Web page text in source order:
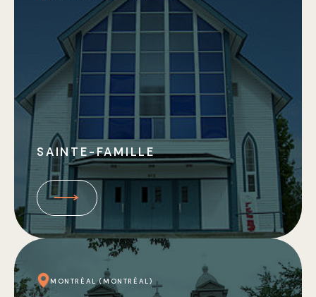
SAINTE-FAMILLE
MONTRÉAL (MONTRÉAL)